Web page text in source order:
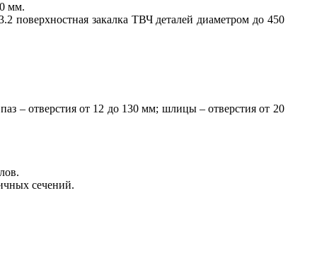
мм.
поверхностная закалка ТВЧ деталей диаметром до 450
– отверстия от 12 до 130 мм; шлицы – отверстия от 20
сечений.